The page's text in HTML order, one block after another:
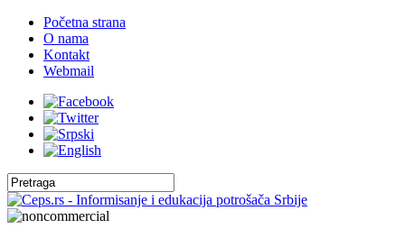
Početna strana
O nama
Kontakt
Webmail